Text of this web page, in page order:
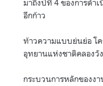
มาถึงปีที่ 4 ของการดำ
อีกก้าว
ท้าวความแบบย่นย่อ โค
อุทยานแห่งชาติคลองวั
กระบวนการหลักของง